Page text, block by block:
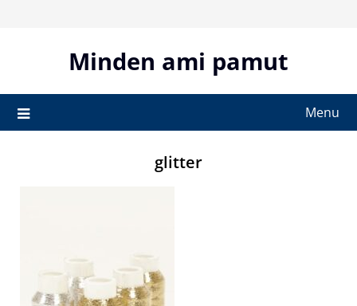
Minden ami pamut
Menu
glitter